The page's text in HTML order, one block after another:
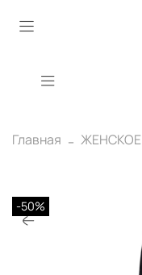
Главная ЖЕНСКОЕ
-50%